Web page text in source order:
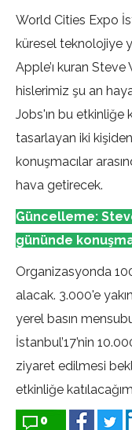
World Cities Expo
küresel teknolojiye
Apple’ı kuran
hislerimiz şu an
Jobs'ın bu etkinliğe
tasarlayan iki
konuşmacılar
hava getirecek.
Güncelleme:
gününde
Organizasyonda
alacak. 3.000'e
yerel basın
İstanbul’17’nin
ziyaret edilmesi
etkinliğe
0